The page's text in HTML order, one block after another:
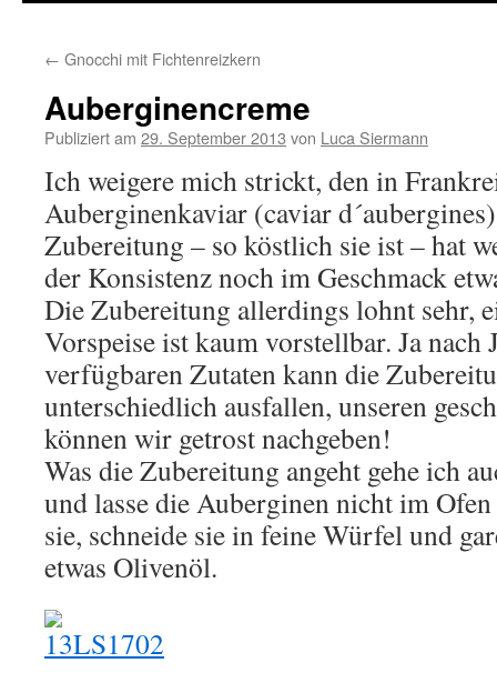
← Gnocchi mit Fichtenreizkern
Auberginencreme
Publiziert am 29. September 2013 von Luca Siermann
Ich weigere mich strickt, den in
Auberginenkaviar (caviar
Zubereitung – so köstlich sie ist – hat
der Konsistenz noch im Geschmack
Die Zubereitung allerdings lohnt sehr,
Vorspeise ist kaum vorstellbar. Ja nach
verfügbaren Zutaten kann die
unterschiedlich ausfallen, unseren
können wir getrost nachgeben!
Was die Zubereitung angeht gehe ich
und lasse die Auberginen nicht im
sie, schneide sie in feine Würfel und
etwas Olivenöl.